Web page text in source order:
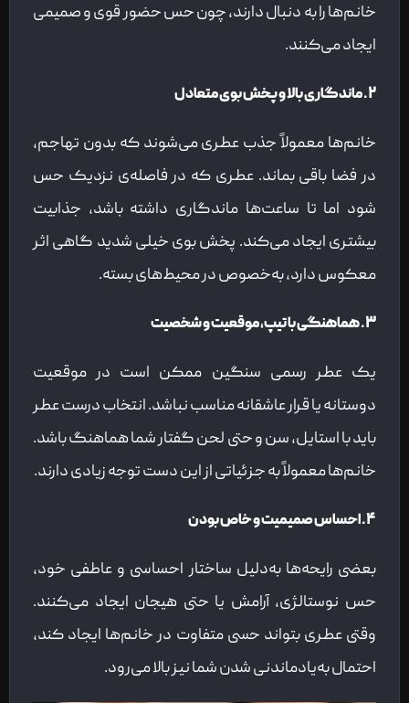
خانم‌ها را به دنبال دارند، چون حس حضور قوی و صمیمی
ایجاد می‌کنند.
۲. ماندگاری بالا و پخش بوی متعادل
خانم‌ها معمولاً جذب عطری می‌شوند که بدون تهاجم،
در فضا باقی بماند. عطری که در فاصله‌ی نزدیک حس
شود اما تا ساعت‌ها ماندگاری داشته باشد، جذابیت
بیشتری ایجاد می‌کند. پخش بوی خیلی شدید گاهی اثر
معکوس دارد، به‌خصوص در محیط‌های بسته.
۳. هماهنگی با تیپ، موقعیت و شخصیت
یک عطر رسمی سنگین ممکن است در موقعیت
دوستانه یا قرار عاشقانه مناسب نباشد. انتخاب درست عطر
باید با استایل، سن و حتی لحن گفتار شما هماهنگ باشد.
خانم‌ها معمولاً به جزئیاتی از این دست توجه زیادی دارند.
۴. احساس صمیمیت و خاص بودن
بعضی رایحه‌ها به‌دلیل ساختار احساسی و عاطفی خود،
حس نوستالژی، آرامش یا حتی هیجان ایجاد می‌کنند.
وقتی عطری بتواند حسی متفاوت در خانم‌ها ایجاد کند،
احتمال به‌یادماندنی شدن شما نیز بالا می‌رود.